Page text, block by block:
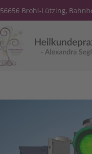
56656 Brohl-Lützing,